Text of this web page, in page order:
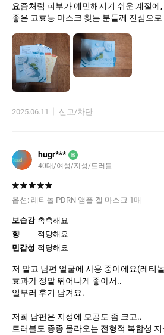
요즘처럼 피부가 예민해지기 쉬운 계절에
좋은 고효능 마스크 찾는 분들께 진심으
2025.06.11 신고/차단
hugr*** B
40대 여성 지성 트러블
옵션: 레티놀 PDRN 앰플 겔 마스크 1매
보습감 촉촉해요
향
적당해요
민감성 적당해요
저 말고 남편 얼굴에 사용 중이에요(레티
효과가 정말 뛰어나게 좋아서..
일부러 후기 남겨요.
저희 남편은 지성에 모공도 좀 크고..
트러블도 종종 올라오는 전형적 복합성 지